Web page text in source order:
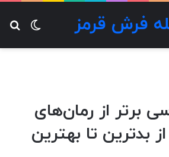
فرش قرمز
برتر از رمان‌های
بدترین تا بهترین